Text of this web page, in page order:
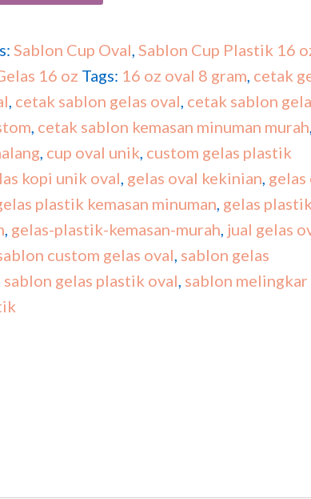
Sablon Cup Oval, Sablon Cup Plastik 16
16 oz Tags: 16 oz oval 8 gram, cetak
, cetak sablon gelas oval, cetak sablon
, cetak sablon kemasan minuman murah,
, cup oval unik, custom gelas plastik
kopi unik oval, gelas oval kekinian, gelas
plastik kemasan minuman, gelas plastik
, gelas-plastik-kemasan-murah, jual gelas
custom gelas oval, sablon gelas
sablon gelas plastik oval, sablon melingkar